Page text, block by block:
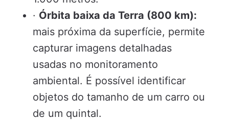
· Órbita baixa da Terra (800 km):
mais próxima da superfície, permite
capturar imagens detalhadas
usadas no monitoramento
ambiental. É possível identificar
objetos do tamanho de um carro ou
de um quintal.